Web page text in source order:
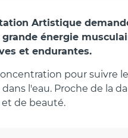
Artistique
énergie
et endurantes.
pour suivre
l'eau. Proche de la
et de beauté.